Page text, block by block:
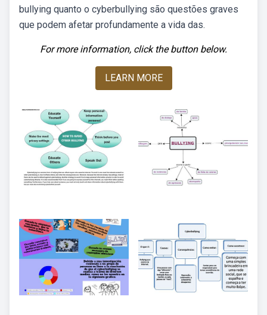
bullying quanto o cyberbullying são questões graves
que podem afetar profundamente a vida das.
For more information, click the button below.
LEARN MORE